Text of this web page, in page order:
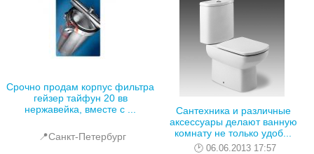
Срочно продам корпус фильтра
гейзер тайфун 20 вв
нержавейка, вместе с ...
📍Санкт-Петербург
Сантехника и различные
аксессуары делают ванную
комнату не только удоб...
06.06.2013 17:57